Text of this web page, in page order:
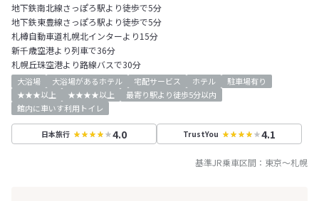
地下鉄南北線さっぽろ駅より徒歩で5分
地下鉄東豊線さっぽろ駅より徒歩で5分
札樽自動車道札幌北インターより15分
新千歳空港より列車で36分
札幌丘珠空港より路線バスで30分
大浴場 大浴場があるホテル 宅配サービス ホテル
駐車場有り
★★★以上
★★★★以上
最寄り駅より徒歩5分以内
館内に車いす利用トイレ
日本旅行 4.0 TrustYou 4.1
基準JR乗車区間： 東京～札幌